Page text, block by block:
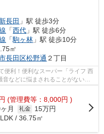
新長田 」駅 徒歩3分
「西代 」駅 徒歩6分
「駒ヶ林 」駅 徒歩10分
㎡
長田区松野通 ２丁目
便利！便利なスーパー「ライフ 西
などに悩まされることがないの
(管理費等：8,000円 )
月 礼金
15万円
/ 36.75㎡